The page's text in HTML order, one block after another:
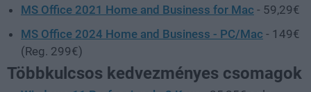
MS Office 2021 Home and Business for Mac - 59,29€
MS Office 2024 Home and Business - PC/Mac - 149€
(Reg. 299€)
Többkulcsos kedvezményes csomagok